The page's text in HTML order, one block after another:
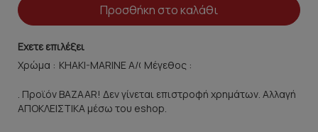
Προσθήκη στο καλάθι
Εχετε επιλέξει
Χρώμα :
Μέγεθος :
. Προϊόν BAZAAR! Δεν γίνεται επιστροφή χρημάτων. Αλλαγή
ΑΠΟΚΛΕΙΣΤΙΚΑ μέσω του eshop.